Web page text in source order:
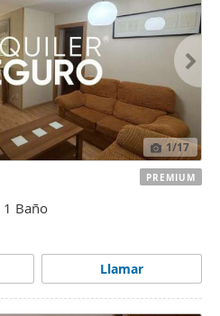
1/17
1 Baño
Llamar
PREMIUM